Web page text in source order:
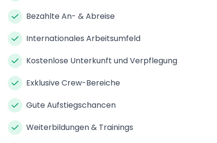
Bezahlte An- & Abreise
Internationales Arbeitsumfeld
Kostenlose Unterkunft und Verpflegung
Exklusive Crew-Bereiche
Gute Aufstiegschancen
Weiterbildungen & Trainings